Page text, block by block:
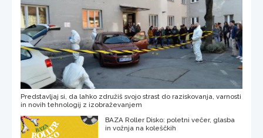
Predstavljaj si, da lahko združiš svojo strast do raziskovanja, varnosti
in novih tehnologij z izobraževanjem
BAZA Roller Disko: poletni večer, glasba
in vožnja na koleščkih